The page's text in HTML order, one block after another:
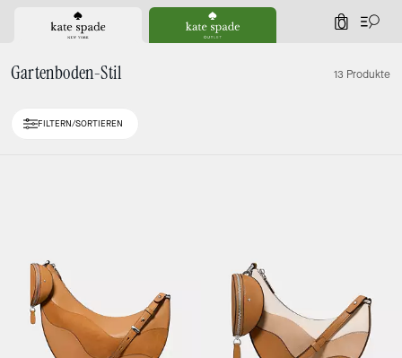
0
Gartenboden-Stil 13 Produkte
FILTERN/SORTIEREN